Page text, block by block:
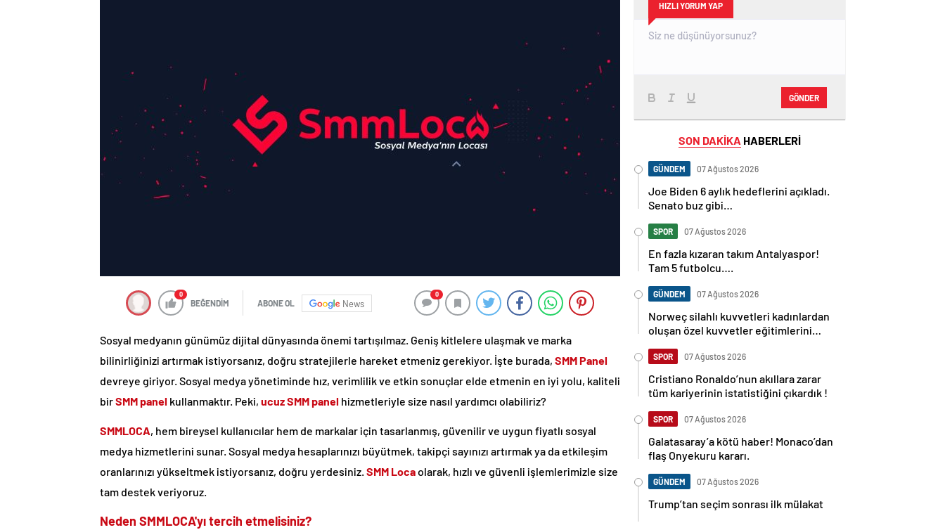
0
BEĞENDİM ABONE OL News
0
Sosyal medyanın günümüz dijital dünyasında önemi tartışılmaz. Geniş kitlelere ulaşmak ve marka
bilinirliğinizi artırmak istiyorsanız, doğru stratejilerle hareket etmeniz gerekiyor. İşte burada, SMM Panel
devreye giriyor. Sosyal medya yönetiminde hız, verimlilik ve etkin sonuçlar elde etmenin en iyi yolu, kaliteli
birSMM panel kullanmaktır. Peki, ucuz SMM panel hizmetleriyle size nasıl yardımcı olabiliriz?
SMMLOCA, hem bireysel kullanıcılar hem de markalar için tasarlanmış, güvenilir ve uygun fiyatlı sosyal
medya hizmetlerini sunar. Sosyal medya hesaplarınızı büyütmek, takipçi sayınızı artırmak ya da etkileşim
oranlarınızı yükseltmek istiyorsanız, doğru yerdesiniz. SMM Locaolarak, hızlı ve güvenli işlemlerimizle size
tam destek veriyoruz.
Neden SMMLOCA'yı tercih etmelisiniz?
HIZLI YORUM YAP
GÖNDER
SON DAKİKA HABERLERİ
GÜNDEM 07 Ağustos 2026
Joe Biden 6 aylık hedeflerini açıkladı.
Senato buz gibi…
SPOR 07 Ağustos 2026
En fazla kızaran takım Antalyaspor!
Tam 5 futbolcu….
GÜNDEM 07 Ağustos 2026
Norweç silahlı kuvvetleri kadınlardan
oluşan özel kuvvetler eğitimlerini
SPOR 07 Ağustos 2026
Cristiano Ronaldo’nun akıllara zarar
tüm kariyerinin istatistiğini çıkardık !
SPOR 07 Ağustos 2026
Galatasaray’a kötü haber! Monaco’dan
flaş Onyekuru kararı.
GÜNDEM 07 Ağustos 2026
Trump’tan seçim sonrası ilk mülakat